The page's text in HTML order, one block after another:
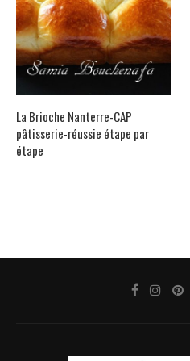
La Brioche Nanterre-CAP
pâtisserie-réussie étape par
étape